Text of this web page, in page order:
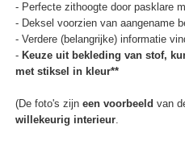
- Perfecte zithoogte door pasklare
- Deksel voorzien van aangename
- Verdere (belangrijke) informatie
- Keuze uit bekleding van stof,
met stiksel in kleur**
(De foto's zijn een voorbeeld van
willekeurig interieur.